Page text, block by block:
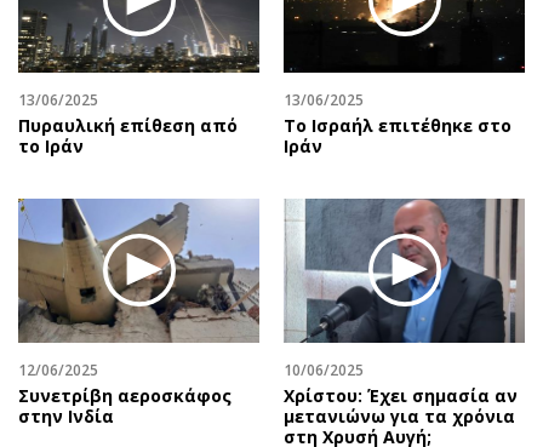
13/06/2025
Πυραυλική επίθεση από
το Ιράν
13/06/2025
To Ισραήλ επιτέθηκε στο
Ιράν
12/06/2025
Συνετρίβη αεροσκάφος
στην Ινδία
10/06/2025
Χρίστου: Έχει σημασία αν
μετανιώνω για τα χρόνια
στη Χρυσή Αυγή;